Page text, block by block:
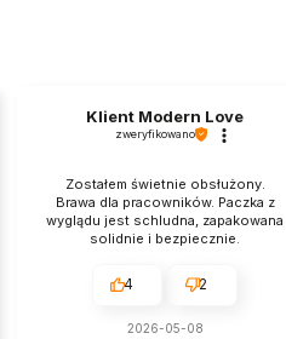
Klient Modern Love
zweryfikowano
Zostałem świetnie obsłużony.
Brawa dla pracowników. Paczka z
wyglądu jest schludna, zapakowana
solidnie i bezpiecznie.
4 2
2026-05-08